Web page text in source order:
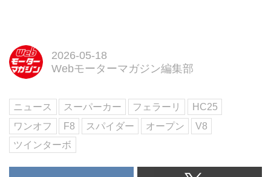
試し読み
2026」では、世界が揺らぐ時代
でも進化する日本車の現在地を総
覧。日産エルグランド・プロトタ
2026-05-18
Webモーターマガジン編集部
ニュース スーパーカー フェラーリ
HC25
ワンオフ
F8 スパイダー オープン
V8
ツインターボ